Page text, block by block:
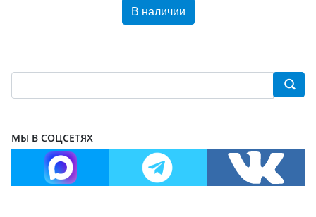
В наличии
МЫ В СОЦСЕТЯХ